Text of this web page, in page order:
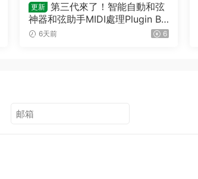
更新
第三代來了！智能自動和弦
神器和弦助手MIDI處理Plugin Bo
utique – Scaler 3 v3.3.0 MAC
6天前 6